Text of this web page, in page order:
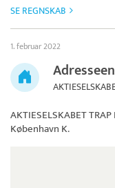
SE REGNSKAB
1. februar 2022
AKTIESELSKABET
København K.